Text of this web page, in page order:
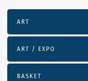
ART
ART / EXPO
BASKET